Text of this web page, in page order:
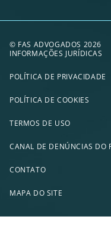
© FAS ADVOGADOS 2026
INFORMAÇÕES JURÍDICAS
POLÍTICA DE PRIVACIDADE
POLÍTICA DE COOKIES
TERMOS DE USO
CANAL DE DENÚNCIAS DO
CONTATO
MAPA DO SITE